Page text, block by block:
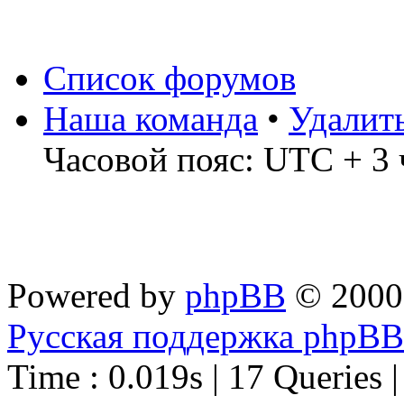
Список форумов
Наша команда •
Часовой пояс: UTC + 3
Powered by phpBB ©
Русская поддержка phpBB
Time : 0.019s | 17 Queries